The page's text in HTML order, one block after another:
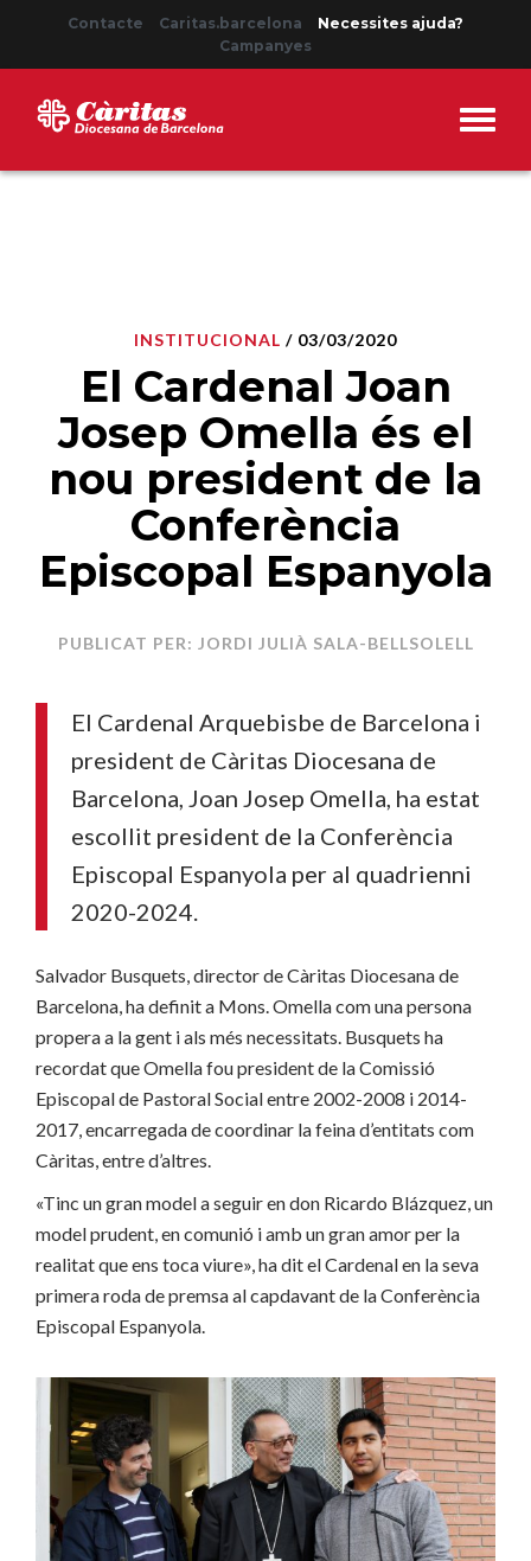
Contacte Caritas.barcelona
Necessites ajuda?
Campanyes
INSTITUCIONAL / 03/03/2020
El Cardenal Joan
Josep Omella és el
nou president de la
Conferència
Episcopal Espanyola
PUBLICAT PER: JORDI JULIÀ SALA-BELLSOLELL
El Cardenal Arquebisbe de Barcelona i
president de Càritas Diocesana de
Barcelona, Joan Josep Omella, ha estat
escollit president de la Conferència
Episcopal Espanyola per al quadrienni
2020-2024.
Salvador Busquets, director de Càritas Diocesana de
Barcelona, ha definit a Mons. Omella com una persona
propera a la gent i als més necessitats. Busquets ha
recordat que Omella fou president de la Comissió
Episcopal de Pastoral Social entre 2002-2008 i 2014-
2017, encarregada de coordinar la feina d’entitats com
Càritas, entre d’altres.
«Tinc un gran model a seguir en don Ricardo Blázquez, un
model prudent, en comunió i amb un gran amor per la
realitat que ens toca viure», ha dit el Cardenal en la seva
primera roda de premsa al capdavant de la Conferència
Episcopal Espanyola.